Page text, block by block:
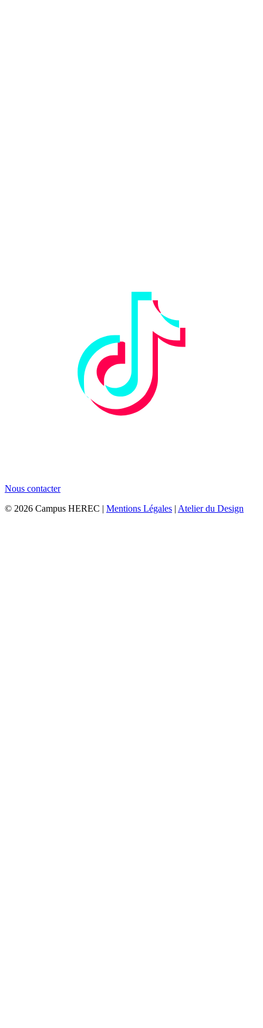
Nous contacter
© 2026 Campus HEREC | Mentions Légales | Atelier du Design